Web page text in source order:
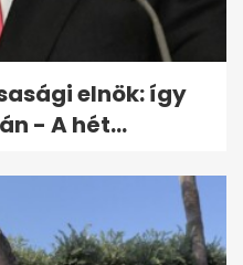
elnök: így
- A hét...